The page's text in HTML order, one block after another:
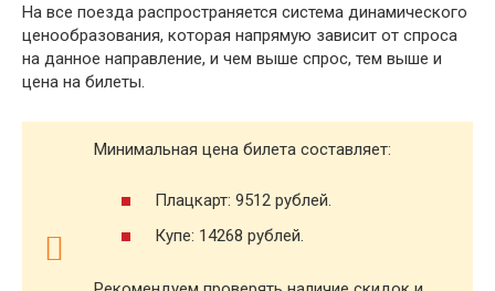
На все поезда распространяется система динамического
ценообразования, которая напрямую зависит от спроса
на данное направление, и чем выше спрос, тем выше и
цена на билеты.
Минимальная цена билета составляет:
Плацкарт: 9512 рублей.
Купе: 14268 рублей.